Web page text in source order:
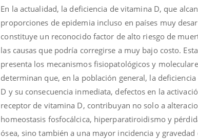
En la actualidad, la deficiencia de vitamina D, que
proporciones de epidemia incluso en países muy
constituye un reconocido factor de alto riesgo de
las causas que podría corregirse a muy bajo costo.
presenta los mecanismos fisiopatológicos y
determinan que, en la población general, la
D y su consecuencia inmediata, defectos en la
receptor de vitamina D, contribuyan no solo a
homeostasis fosfocálcica, hiperparatiroidismo y
ósea, sino también a una mayor incidencia y gravedad